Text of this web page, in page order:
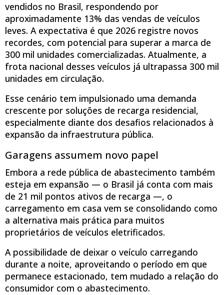
vendidos no Brasil, respondendo por
aproximadamente 13% das vendas de veículos
leves. A expectativa é que 2026 registre novos
recordes, com potencial para superar a marca de
300 mil unidades comercializadas. Atualmente, a
frota nacional desses veículos já ultrapassa 300 mil
unidades em circulação.
Esse cenário tem impulsionado uma demanda
crescente por soluções de recarga residencial,
especialmente diante dos desafios relacionados à
expansão da infraestrutura pública.
Garagens assumem novo papel
Embora a rede pública de abastecimento também
esteja em expansão — o Brasil já conta com mais
de 21 mil pontos ativos de recarga —, o
carregamento em casa vem se consolidando como
a alternativa mais prática para muitos
proprietários de veículos eletrificados.
A possibilidade de deixar o veículo carregando
durante a noite, aproveitando o período em que
permanece estacionado, tem mudado a relação do
consumidor com o abastecimento.